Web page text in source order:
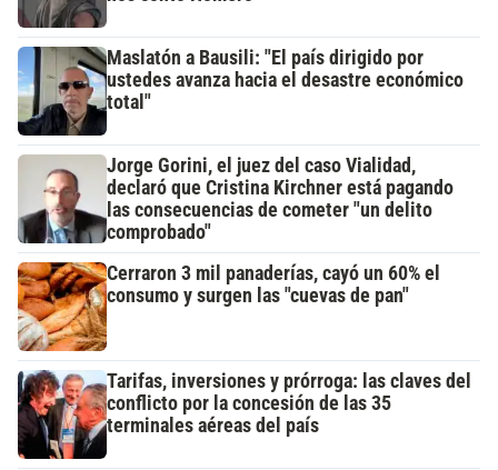
Maslatón a Bausili: "El país dirigido por
ustedes avanza hacia el desastre económico
total"
Jorge Gorini, el juez del caso Vialidad,
declaró que Cristina Kirchner está pagando
las consecuencias de cometer "un delito
comprobado"
Cerraron 3 mil panaderías, cayó un 60% el
consumo y surgen las "cuevas de pan"
Tarifas, inversiones y prórroga: las claves del
conflicto por la concesión de las 35
terminales aéreas del país